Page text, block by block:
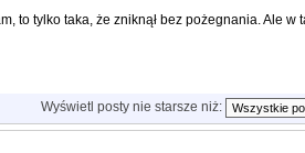
to tylko taka, że zniknął bez pożegnania. Ale w
Wyświetl posty nie starsze niż: